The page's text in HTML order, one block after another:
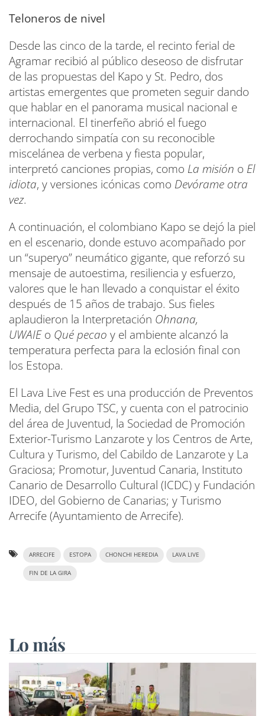
Teloneros de nivel
Desde las cinco de la tarde, el recinto ferial de
Agramar recibió al público deseoso de disfrutar
de las propuestas del Kapo y St. Pedro, dos
artistas emergentes que prometen seguir dando
que hablar en el panorama musical nacional e
internacional. El tinerfeño abrió el fuego
derrochando simpatía con su reconocible
miscelánea de verbena y fiesta popular,
interpretó canciones propias, como La misión o El
idiota, y versiones icónicas como Devórame otra
vez.
A continuación, el colombiano Kapo se dejó la piel
en el escenario, donde estuvo acompañado por
un “superyo” neumático gigante, que reforzó su
mensaje de autoestima, resiliencia y esfuerzo,
valores que le han llevado a conquistar el éxito
después de 15 años de trabajo. Sus fieles
aplaudieron la Interpretación Ohnana,
UWAIEo Qué pecao y el ambiente alcanzó la
temperatura perfecta para la eclosión final con
los Estopa.
El Lava Live Fest es una producción de Preventos
Media, del Grupo TSC, y cuenta con el patrocinio
del área de Juventud, la Sociedad de Promoción
Exterior-Turismo Lanzarote y los Centros de Arte,
Cultura y Turismo, del Cabildo de Lanzarote y La
Graciosa; Promotur, Juventud Canaria, Instituto
Canario de Desarrollo Cultural (ICDC) y Fundación
IDEO, del Gobierno de Canarias; y Turismo
Arrecife (Ayuntamiento de Arrecife).
ARRECIFE ESTOPA CHONCHI HEREDIA LAVA LIVE
FIN DE LA GIRA
Lo más